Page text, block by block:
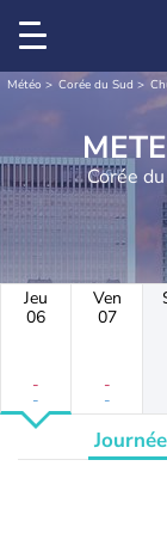
Météo Corée du Sud
Corée
Jeu
06
-
-
Ven
07
-
-
Journée